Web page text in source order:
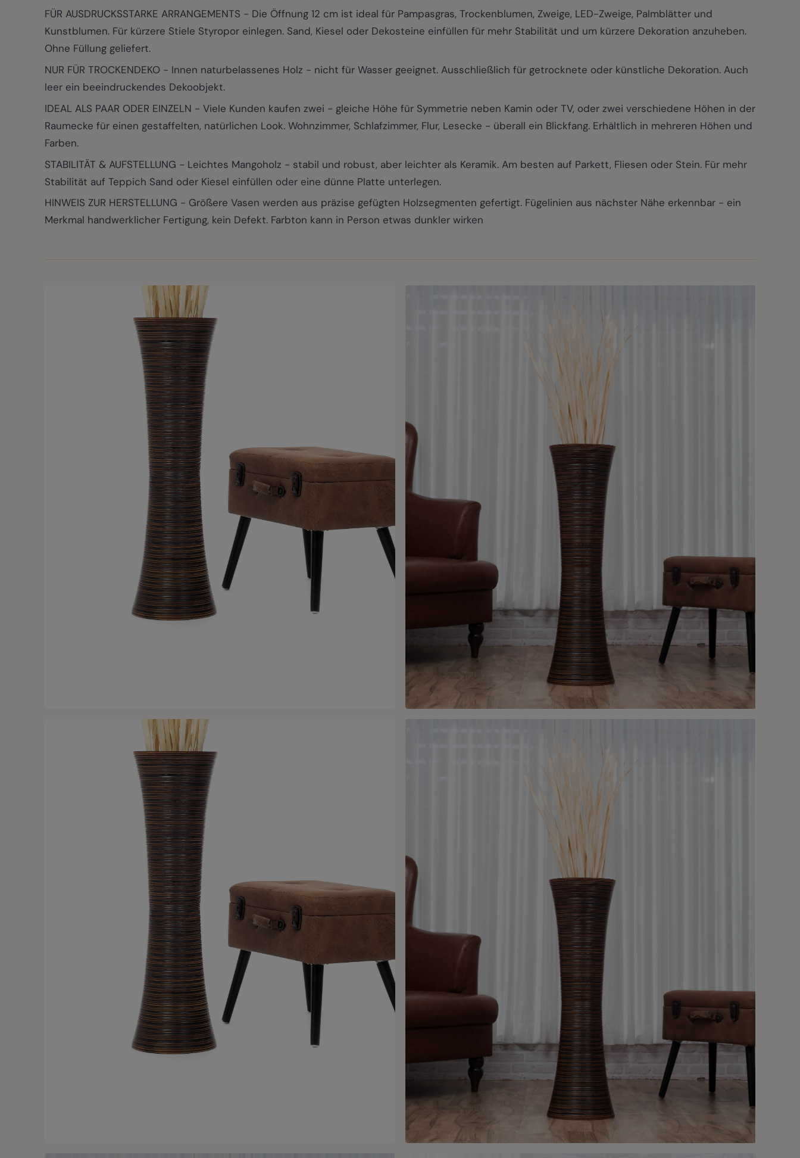
FÜR AUSDRUCKSSTARKE ARRANGEMENTS - Die Öffnung 12 cm ist ideal für Pampasgras, Trockenblumen, Zweige, LED-Zweige, Palmblätter und
Kunstblumen. Für kürzere Stiele Styropor einlegen. Sand, Kiesel oder Dekosteine einfüllen für mehr Stabilität und um kürzere Dekoration anzuheben.
Ohne Füllung geliefert.
NUR FÜR TROCKENDEKO - Innen naturbelassenes Holz - nicht für Wasser geeignet. Ausschließlich für getrocknete oder künstliche Dekoration. Auch
leer ein beeindruckendes Dekoobjekt.
IDEAL ALS PAAR ODER EINZELN - Viele Kunden kaufen zwei - gleiche Höhe für Symmetrie neben Kamin oder TV, oder zwei verschiedene Höhen in der
Raumecke für einen gestaffelten, natürlichen Look. Wohnzimmer, Schlafzimmer, Flur, Lesecke - überall ein Blickfang. Erhältlich in mehreren Höhen und
Farben.
STABILITÄT & AUFSTELLUNG - Leichtes Mangoholz - stabil und robust, aber leichter als Keramik. Am besten auf Parkett, Fliesen oder Stein. Für mehr
Stabilität auf Teppich Sand oder Kiesel einfüllen oder eine dünne Platte unterlegen.
HINWEIS ZUR HERSTELLUNG - Größere Vasen werden aus präzise gefügten Holzsegmenten gefertigt. Fügelinien aus nächster Nähe erkennbar - ein
Merkmal handwerklicher Fertigung, kein Defekt. Farbton kann in Person etwas dunkler wirken